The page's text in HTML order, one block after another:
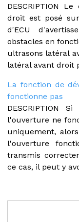
DESCRIPTION
droit est posé
d'ECU
obstacles en
ultrasons latéral
latéral avant droit
La fonction de
fonctionne pas
DESCRIPTION
l'ouverture ne
uniquement,
l'ouverture
transmis
ce cas, il peut y